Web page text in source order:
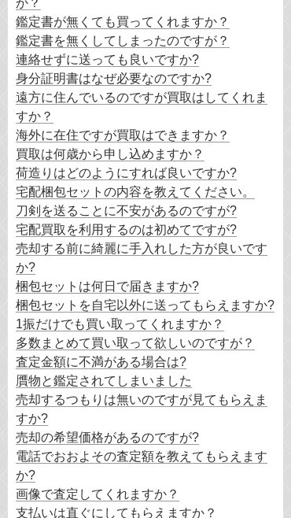
か？
鑑定書が無くても買ってくれますか？
鑑定書を無くしてしまったのですが？
連絡せずに送っても良いですか?
身分証明書はなぜ必要なのですか?
遠方に住んでいるのですが買取はしてくれま
すか？
海外に在住ですが買取はできますか？
買取は何歳から申し込めますか？
荷造りはどのようにすれば良いですか?
宅配梱包セットの内容を教えてください。
刀剣を送ることに不安があるのですが?
宅配買取を利用するのは初めてですが?
売却する前に綺麗に手入れした方が良いです
か?
梱包セットは何日で届きますか?
梱包セットを自宅以外に送ってもらえますか?
1振だけでも買い取ってくれますか？
多数まとめて買い取って欲しいのですが？
査定金額に不満がある場合は?
贋物と鑑定されてしまいました
売却するつもりは無いのですが見てもらえま
すか?
売却の希望価格があるのですが?
電話でおおよその査定額を教えてもらえます
か?
画像で査定してくれますか？
支払いは直ぐにしてもらえますか？